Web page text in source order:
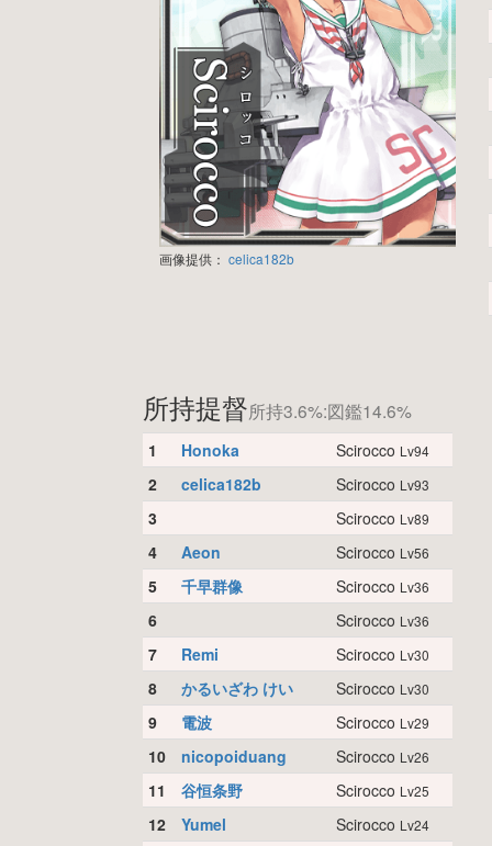
画像提供： celica182b
所持提督所持3.6%:図鑑14.6%
1 Honoka Scirocco Lv94
2 celica182b Scirocco Lv93
3 Scirocco Lv89
4 Aeon Scirocco Lv56
5 千早群像 Scirocco Lv36
6 Scirocco Lv36
7 Remi Scirocco Lv30
8 かるいざわ けい Scirocco Lv30
9 電波 Scirocco Lv29
10 nicopoiduang Scirocco Lv26
11 谷恒条野 Scirocco Lv25
12 Yumel Scirocco Lv24